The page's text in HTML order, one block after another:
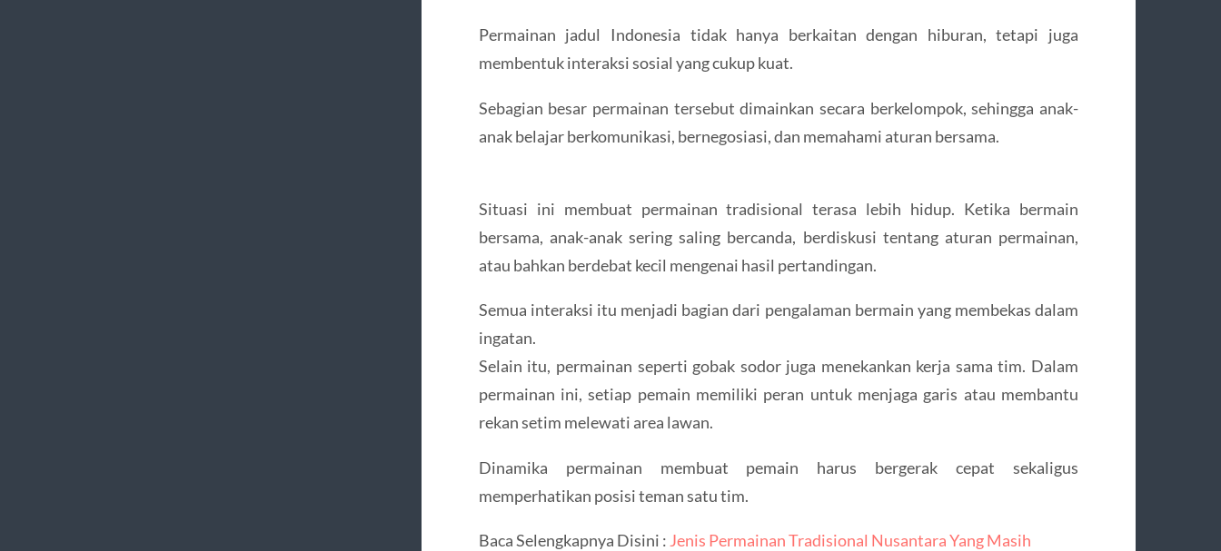
Permainan jadul Indonesia tidak hanya berkaitan dengan hiburan, tetapi juga
membentuk interaksi sosial yang cukup kuat.
Sebagian besar permainan tersebut dimainkan secara berkelompok, sehingga anak-
anak belajar berkomunikasi, bernegosiasi, dan memahami aturan bersama.
Situasi ini membuat permainan tradisional terasa lebih hidup. Ketika bermain
bersama, anak-anak sering saling bercanda, berdiskusi tentang aturan permainan,
atau bahkan berdebat kecil mengenai hasil pertandingan.
Semua interaksi itu menjadi bagian dari pengalaman bermain yang membekas dalam
ingatan.
Selain itu, permainan seperti gobak sodor juga menekankan kerja sama tim. Dalam
permainan ini, setiap pemain memiliki peran untuk menjaga garis atau membantu
rekan setim melewati area lawan.
Dinamika permainan membuat pemain harus bergerak cepat sekaligus
memperhatikan posisi teman satu tim.
Baca Selengkapnya Disini : Jenis Permainan Tradisional Nusantara Yang Masih